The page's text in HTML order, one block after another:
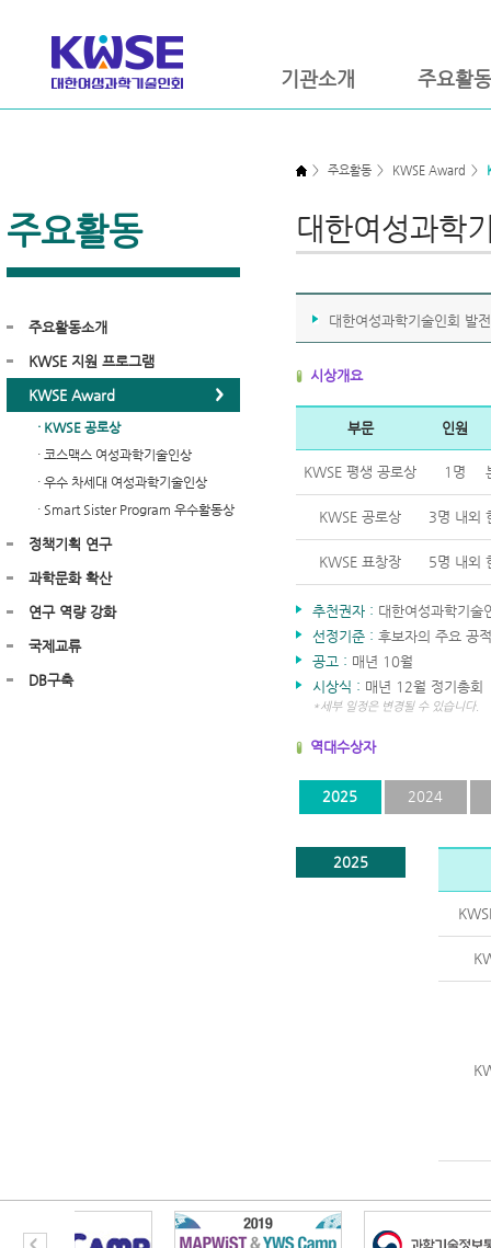
기관소개 주요활동
주요활동
주요활동소개
KWSE 지원 프로그램
KWSE Award
· KWSE 공로상
· 코스맥스 여성과학기술인상
· 우수 차세대 여성과학기술인상
· Smart Sister Program 우수활동상
정책기획 연구
과학문화 확산
연구 역량 강화
국제교류
DB구축
> 주요활동 > KWSE Award >
대한여성과학
대한여성과학기술인회 발
시상개요
부문 인원
KWSE 평생 공로상 1명
KWSE 공로상 3명 내외
KWSE 표창장 5명 내외
추천권자 : 대한여성과학기술
선정기준 : 후보자의 주요 공
공고 : 매년 10월
시상식 : 매년 12월 정기총회
*세부 일정은 변경될 수 있습니다.
역대수상자
2025 2024
2025